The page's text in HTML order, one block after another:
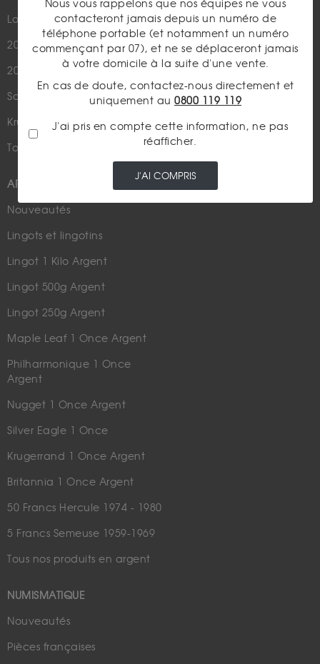
Louis d'Or - 20 Francs Or
20 Dollars US
20 Francs Suisse
Souverain
Krugerrand
Tous nos produits en or
ARGENT
Nouveautés
Lingots et lingotins
Lingot 1 Kilo Argent
Lingot 500g Argent
Lingot 250g Argent
Maple Leaf 1 Once Argent
Philharmonique 1 Once
Argent
Nugget 1 Once Argent
Silver Eagle 1 Once
Krugerrand 1 Once Argent
Britannia 1 Once Argent
50 Francs Hercule 1974 - 1980
5 Francs Semeuse 1959-1969
Tous nos produits en argent
NUMISMATIQUE
Nouveautés
Pièces françaises
Cours de l'or
Numismatique
Actualités financières
Métaux Précieux
Nous vous rappelons que nos équipes ne vous
contacteront jamais depuis un numéro de
téléphone portable (et notamment un numéro
commençant par 07), et ne se déplaceront jamais
à votre domicile à la suite d'une vente.
En cas de doute, contactez-nous directement et
uniquement au 0800 119 119
J'ai pris en compte cette information, ne pas
réafficher.
J'AI COMPRIS